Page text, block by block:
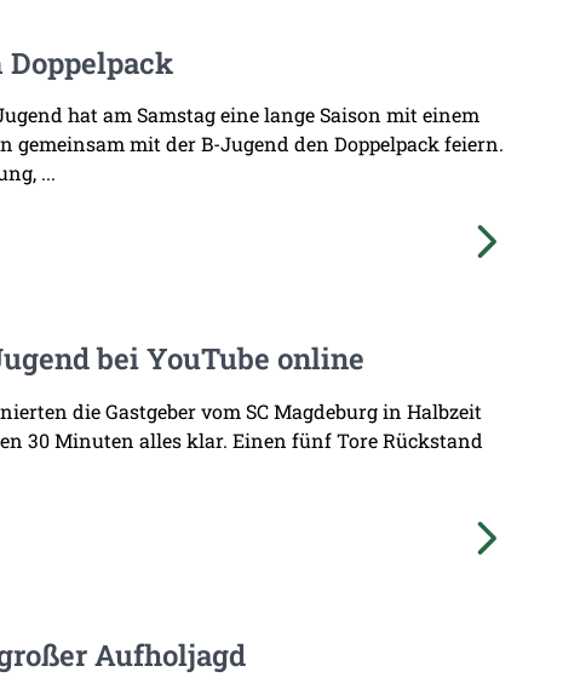
hat am Samstag eine lange Saison mit einem
mit der B-Jugend den Doppelpack feiern.
...
bei YouTube online
die Gastgeber vom SC Magdeburg in Halbzeit
30 Minuten alles klar. Einen fünf Tore Rückstand
Aufholjagd